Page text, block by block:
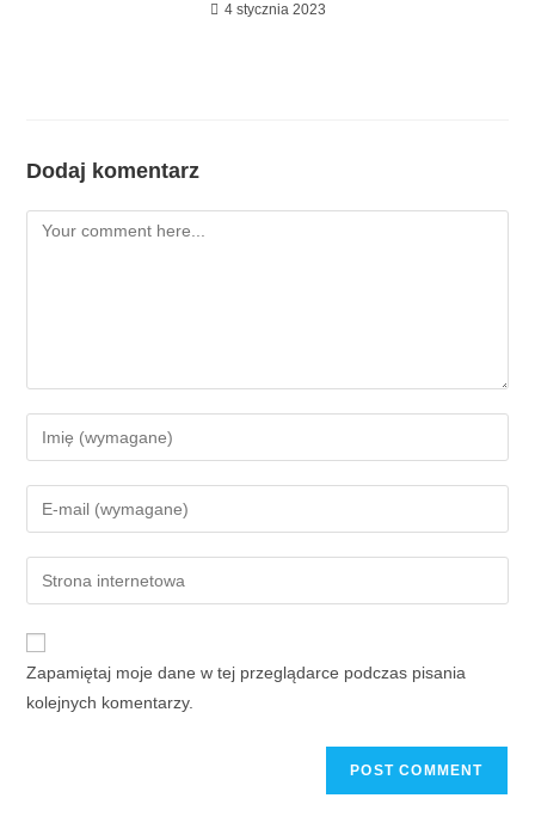
4 stycznia 2023
Dodaj komentarz
Zapamiętaj moje dane w tej przeglądarce podczas pisania
kolejnych komentarzy.